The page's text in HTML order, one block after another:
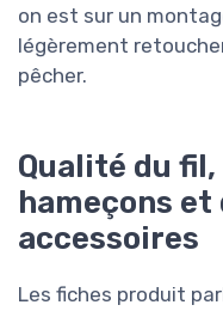
on est sur un
légèrement
pêcher.
Qualité du fil,
hameçons et
accessoires
Les fiches produit